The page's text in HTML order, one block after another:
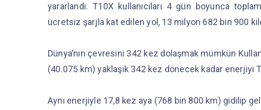
yararlandı. T10X kullanıcıları 4 gün boyunca
ücretsiz şarjla kat edilen yol, 13 milyon 682 bin 900
Dünya’nın çevresini 342 kez dolaşmak mümkün
(40.075 km) yaklaşık 342 kez dönecek kadar enerjiyi
Aynı enerjiyle 17,8 kez aya (768 bin 800 km) gidilip